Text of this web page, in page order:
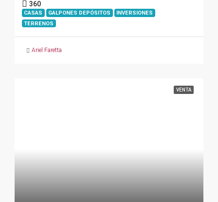
360
CASAS GALPONES DEPÓSITOS
INVERSIONES
TERRENOS
Ariel Faretta
VENTA